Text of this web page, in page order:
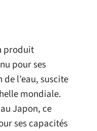
produit
pour ses
l’eau, suscite
mondiale.
Japon, ce
ses capacités